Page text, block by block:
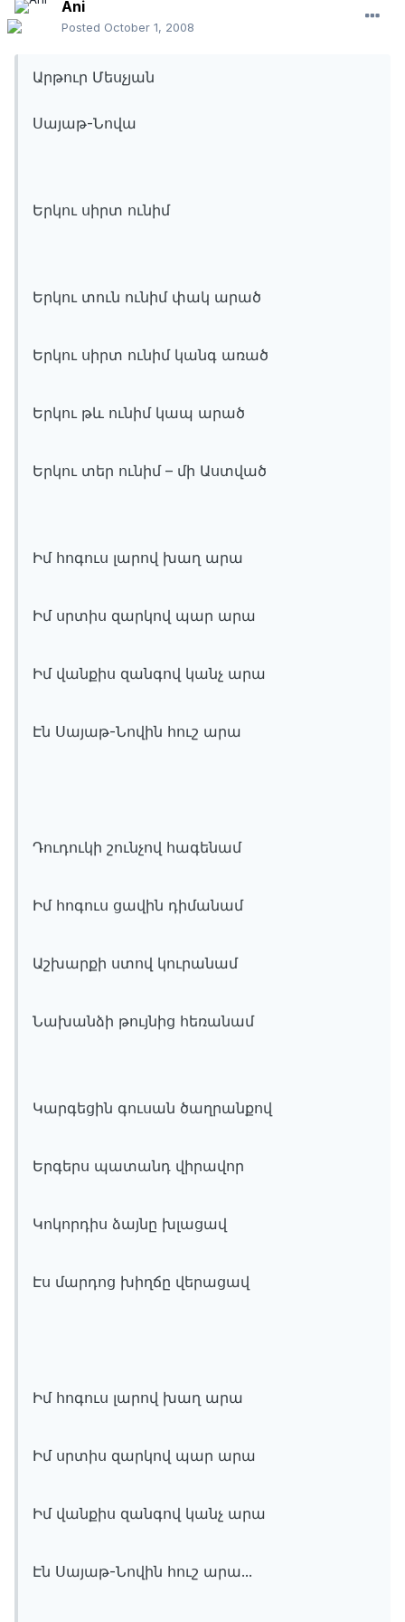
Ani
Posted October 1, 2008
Արթուր Մեսչյան
Սայաթ-Նովա
Երկու սիրտ ունիմ
Երկու տուն ունիմ փակ արած
Երկու սիրտ ունիմ կանգ առած
Երկու թև ունիմ կապ արած
Երկու տեր ունիմ – մի Աստված
Իմ հոգուս լարով խաղ արա
Իմ սրտիս զարկով պար արա
Իմ վանքիս զանգով կանչ արա
Էն Սայաթ-Նովին հուշ արա
Դուդուկի շունչով հագենամ
Իմ հոգուս ցավին դիմանամ
Աշխարքի ստով կուրանամ
Նախանձի թույնից հեռանամ
Կարգեցին գուսան ծաղրանքով
Երգերս պատանդ վիրավոր
Կոկորդիս ձայնը խլացավ
Էս մարդոց խիղճը վերացավ
Իմ հոգուս լարով խաղ արա
Իմ սրտիս զարկով պար արա
Իմ վանքիս զանգով կանչ արա
Էն Սայաթ-Նովին հուշ արա...